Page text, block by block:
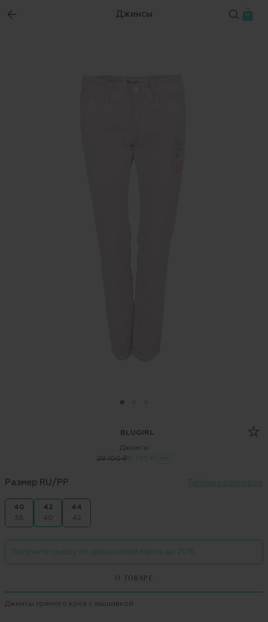
Джинсы
BLUGIRL
Джинсы
29 100 ₽8 730 ₽ -70%
Размер RU/PP Таблица размеров
40
38
42
40
44
42
Получите скидку по дисконтной карте до 20%
О ТОВАРЕ
Джинсы прямого кроя с вышивкой.